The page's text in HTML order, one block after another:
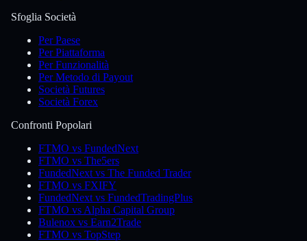
Sfoglia Società
Per Paese
Per Piattaforma
Per Funzionalità
Per Metodo di Payout
Società Futures
Società Forex
Confronti Popolari
FTMO vs FundedNext
FTMO vs The5ers
FundedNext vs The Funded Trader
FTMO vs FXIFY
FundedNext vs FundedTradingPlus
FTMO vs Alpha Capital Group
Bulenox vs Earn2Trade
FTMO vs TopStep